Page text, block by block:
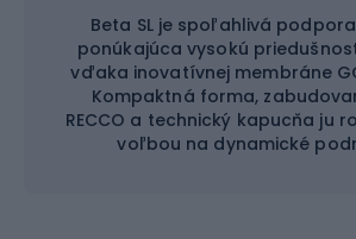
Beta SL je spoľahlivá
ponúkajúca vysokú
vďaka inovatívnej membráne
Kompaktná forma,
RECCO a technický kapucňa ju
voľbou na dynamické